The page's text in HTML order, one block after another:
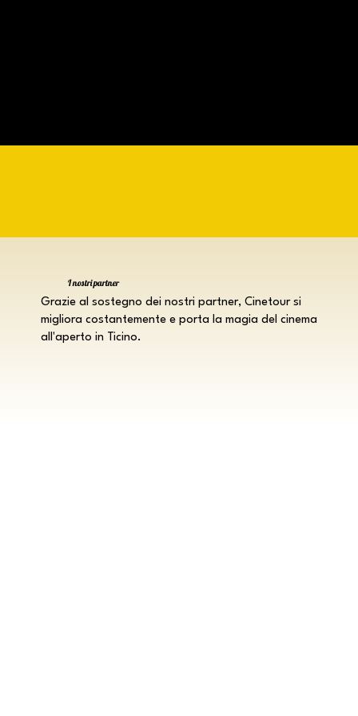
I nostri partner
Grazie al sostegno dei nostri partner, Cinetour si
migliora costantemente e porta la magia del cinema
all'aperto in Ticino.